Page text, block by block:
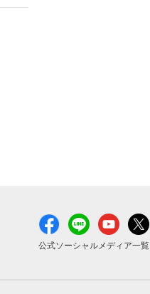
公式ソーシャルメディア一覧